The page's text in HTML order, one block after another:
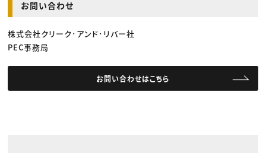
お問い合わせ
株式会社クリーク･アンド･リバー社
PEC事務局
お問い合わせはこちら